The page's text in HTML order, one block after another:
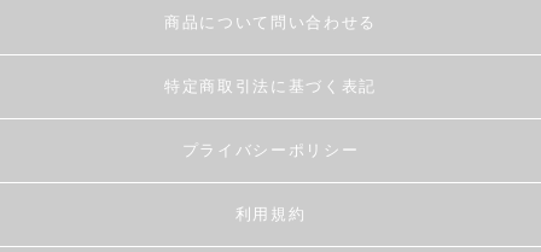
商品について問い合わせる
特定商取引法に基づく表記
プライバシーポリシー
利用規約